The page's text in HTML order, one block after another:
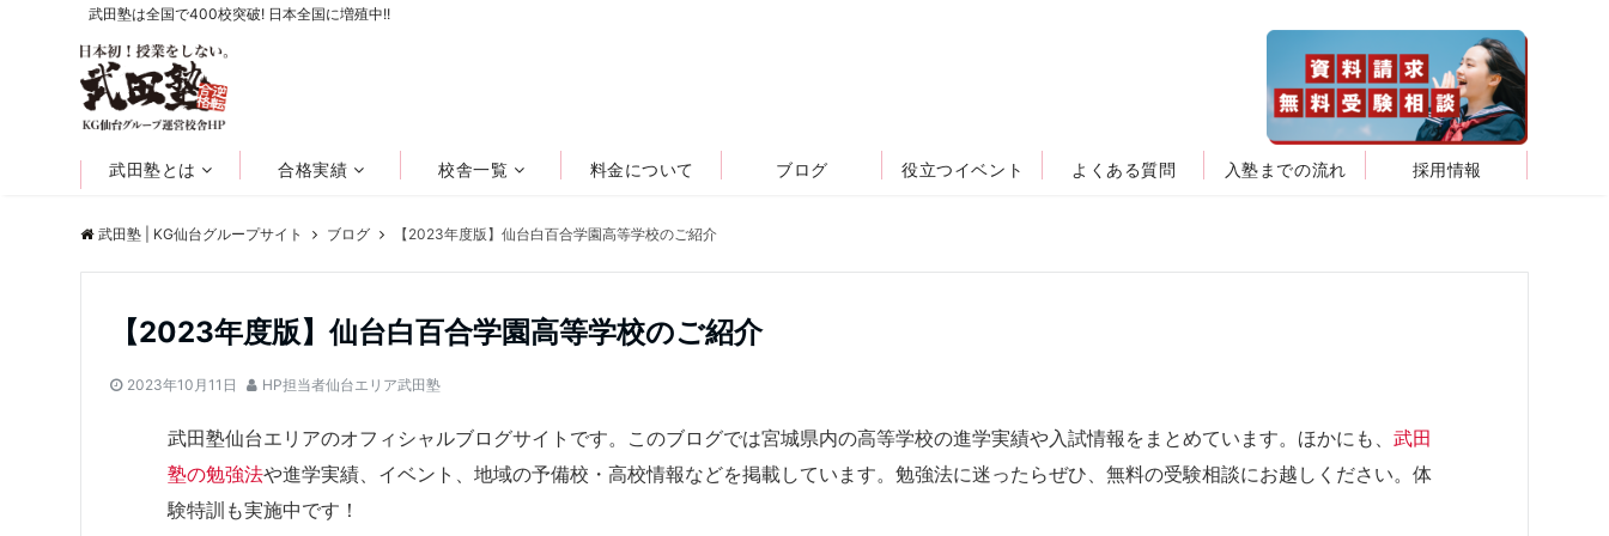
武田塾は全国で400校突破! 日本全国に増殖中!!
武田塾とは 合格実績 校舎一覧 料金について ブログ 役立つイベント よくある質問 入塾までの流れ 採用情報
武田塾 | KG仙台グループサイト ブログ 【2023年度版】仙台白百合学園高等学校のご紹介
【2023年度版】仙台白百合学園高等学校のご紹介
2023年10月11日 HP担当者仙台エリア武田塾
武田塾仙台エリアのオフィシャルブログサイトです。このブログでは宮城県内の高等学校の進学実績や入試情報をまとめています。ほかにも、武田
塾の勉強法や進学実績、イベント、地域の予備校・高校情報などを掲載しています。勉強法に迷ったらぜひ、無料の受験相談にお越しください。体
験特訓も実施中です！